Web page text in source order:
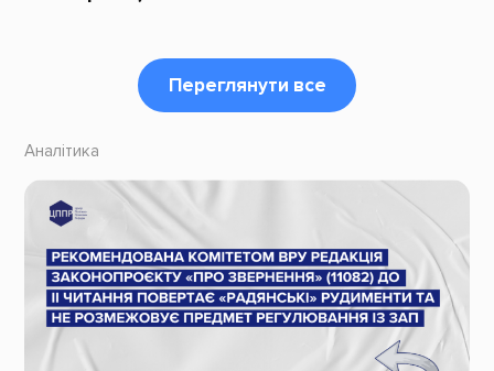
Переглянути все
Аналітика